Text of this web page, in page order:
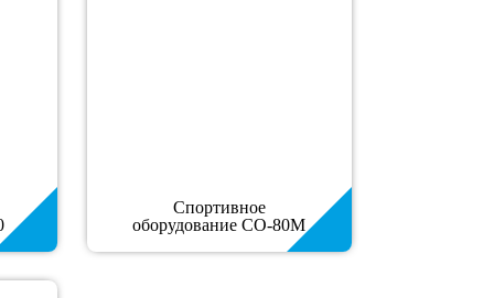
Спортивное
оборудование СО-80М